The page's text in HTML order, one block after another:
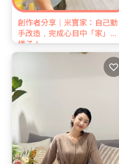
創作者分享｜米寶家：自己動
手改造，完成心目中「家」的
樣子！
♡